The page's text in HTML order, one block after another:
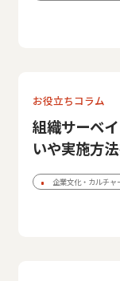
お役立ちコラム
組織サーベ
いや実施方
企業文化・カルチャ